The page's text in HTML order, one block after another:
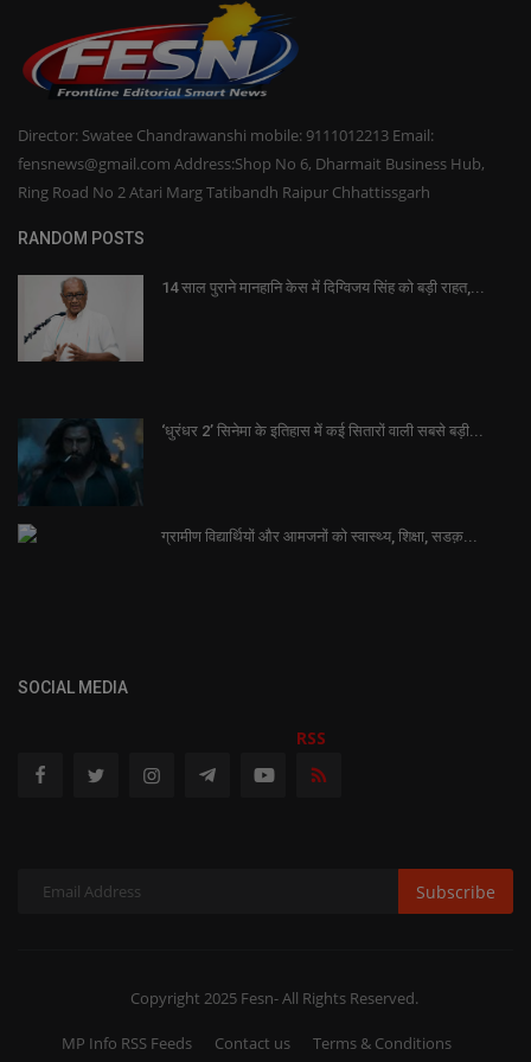
Director: Swatee Chandrawanshi mobile: 9111012213 Email:
fensnews@gmail.com Address:Shop No 6, Dharmait Business Hub,
Ring Road No 2 Atari Marg Tatibandh Raipur Chhattissgarh
RANDOM POSTS
14 साल पुराने मानहानि केस में दिग्विजय सिंह को बड़ी राहत,...
‘धुरंधर 2’ सिनेमा के इतिहास में कई सितारों वाली सबसे बड़ी...
ग्रामीण विद्यार्थियों और आमजनों को स्वास्थ्य, शिक्षा, सडक़...
SOCIAL MEDIA
RSS
Subscribe
Copyright 2025 Fesn- All Rights Reserved.
MP Info RSS Feeds Contact us Terms & Conditions